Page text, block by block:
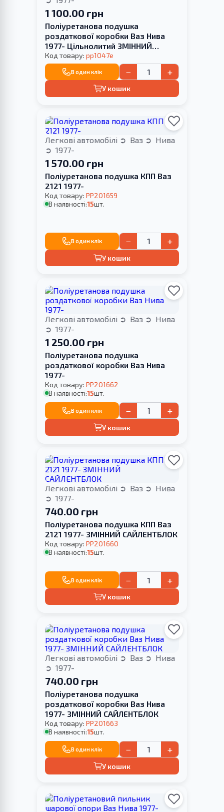
1 100.00 грн
Поліуретанова подушка
роздаткової коробки Ваз Нива
1977- Цільнолитий ЗМІННИЙ
САЙЛЕНТБЛОК
Код товару: pp1047e
В один клік − +
У кошик
Легкові автомобілі Ваз
Нива
1977-
1 570.00 грн
Поліуретанова подушка КПП Ваз
2121 1977-
Код товару: PP201659
В наявності:15шт.
В один клік − +
У кошик
Легкові автомобілі Ваз
Нива
1977-
1 250.00 грн
Поліуретанова подушка
роздаткової коробки Ваз Нива
1977-
Код товару: PP201662
В наявності:15шт.
В один клік − +
У кошик
Легкові автомобілі Ваз
Нива
1977-
740.00 грн
Поліуретанова подушка КПП Ваз
2121 1977- ЗМІННИЙ САЙЛЕНТБЛОК
Код товару: PP201660
В наявності:15шт.
В один клік − +
У кошик
Легкові автомобілі Ваз
Нива
1977-
740.00 грн
Поліуретанова подушка
роздаткової коробки Ваз Нива
1977- ЗМІННИЙ САЙЛЕНТБЛОК
Код товару: PP201663
В наявності:15шт.
В один клік − +
У кошик